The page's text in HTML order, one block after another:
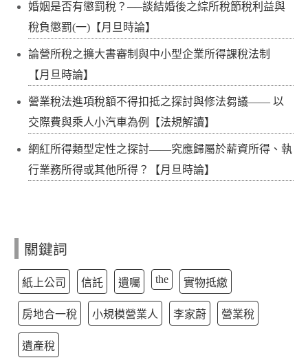
婚姻是否有懲罰稅？──談結婚後之綜所稅節稅利益與
稅負懲罰(一)【月旦時論】
論營所稅之擴大書審制與中小型企業所得課稅法制
【月旦時論】
營業稅法進項稅額不得扣抵之探討與修法芻議—— 以
交際費與乘人小汽車為例【法規解讀】
網紅所得類型定性之探討——究應歸屬於薪資所得、執
行業務所得或其他所得？【月旦時論】
關鍵詞
紙上公司 信託 遺囑 the 實物抵繳
房地合一稅 小規模營業人 李家蔚 營業稅
遺產稅